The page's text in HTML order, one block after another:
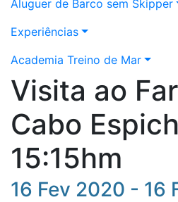
Aluguer de Barco sem Skipper
Experiências
Academia Treino de Mar
Visita ao
Cabo
15:15hm
16 Fev 2020 - 16